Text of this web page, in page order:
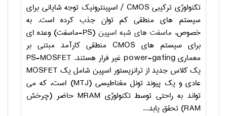
تکنولوژی ترکیبی CMOS / اسپینترونیک توجه شایانی برای
سیستم های منطقی کم توان جذب کرده است. به
خصوص، ماسفت های شبه اسپین (
PS-ماسفت) وعده ای
برای سیستم های CMOS منطقی کارآمد مبتنی بر
معماریpower-gating غیر فرار هستند. PS-MOSFET
یک کلاس جدید از ترانزیستور اسپین شامل یک MOSFET
عادی و یک پیوند تونل مغناطیسی (MTJ) است، که می
تواند به راحتی توسط تکنولوژی MRAM حاضر (چرخش
RAM) تحقق یابد...